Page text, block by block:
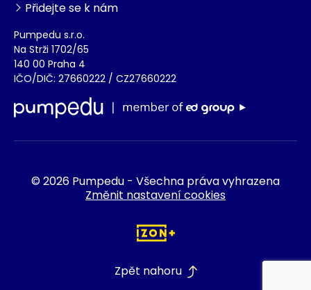
Přidejte se k nám
Pumpedu s.r.o.
Na Strži 1702/65
140 00 Praha 4
IČO/DIČ: 27660222 / CZ27660222
© 2026 Pumpedu - Všechna práva vyhrazena
Změnit nastavení cookies
Zpět nahoru